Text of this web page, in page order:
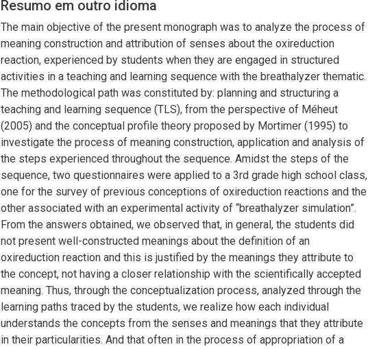
Resumo em outro idioma
The main objective of the present monograph was to analyze the process of
meaning construction and attribution of senses about the oxireduction
reaction, experienced by students when they are engaged in structured
activities in a teaching and learning sequence with the breathalyzer thematic.
The methodological path was constituted by: planning and structuring a
teaching and learning sequence (TLS), from the perspective of Méheut
(2005) and the conceptual profile theory proposed by Mortimer (1995) to
investigate the process of meaning construction, application and analysis of
the steps experienced throughout the sequence. Amidst the steps of the
sequence, two questionnaires were applied to a 3rd grade high school class,
one for the survey of previous conceptions of oxireduction reactions and the
other associated with an experimental activity of “breathalyzer simulation”.
From the answers obtained, we observed that, in general, the students did
not present well-constructed meanings about the definition of an
oxireduction reaction and this is justified by the meanings they attribute to
the concept, not having a closer relationship with the scientifically accepted
meaning. Thus, through the conceptualization process, analyzed through the
learning paths traced by the students, we realize how each individual
understands the concepts from the senses and meanings that they attribute
in their particularities. And that often in the process of appropriation of a